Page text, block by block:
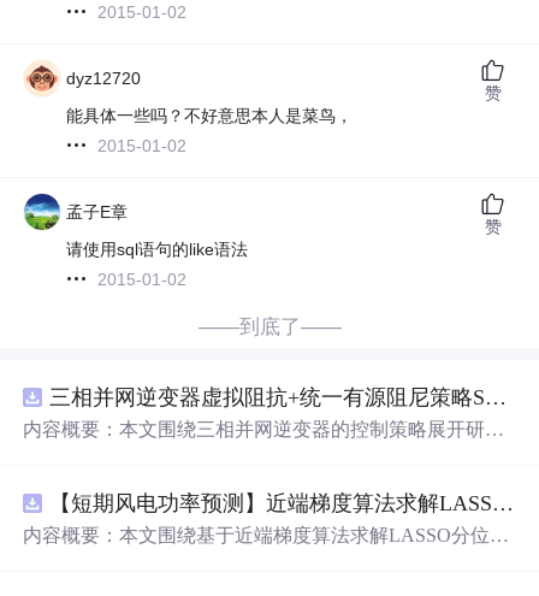
2015-01-02
dyz12720
能具体一些吗？不好意思本人是菜鸟，
2015-01-02
赞
孟子E章
请使用sql语句的like语法
2015-01-02
赞
——到底了——
三相并网逆变器虚拟阻抗+统一有源阻尼策略SVPWM+SPWM调制仿真
内容概要：本文围绕三相并网逆变器的控制策略展开研
（正弦脉宽调制）两种调制方式在Simulink平台下的仿真建
模。通过引入虚拟阻抗改善系统输出阻抗特性，结合统一
【短期风电功率预测】近端梯度算法求解LASSO分位数回归-短期风电功率预测研究（
内容概要：本文围绕基于近端梯度算法求解LASSO分位数